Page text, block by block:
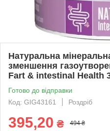
Натуральна
зменшення
Fart & intestinal Health
Готово до відправки
Код: GIG43161
Роздріб
395,20 ₴ 494 ₴